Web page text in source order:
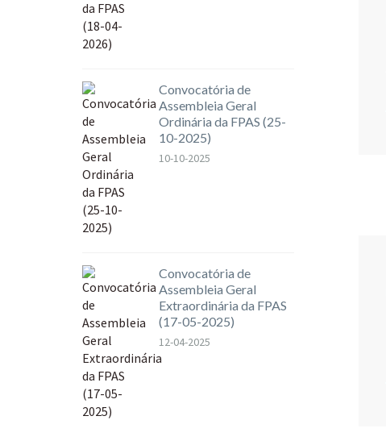
Convocatória de
Assembleia Geral
Ordinária da FPAS (25-
10-2025)
10-10-2025
Convocatória de
Assembleia Geral
Extraordinária da FPAS
(17-05-2025)
12-04-2025